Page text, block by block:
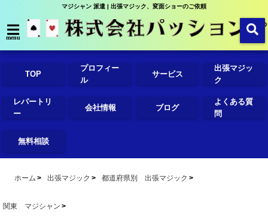
マジシャン 派遣 | 出張マジック、変面ショーのご依頼
menu
TOP
プロフィー
ル
サービス
出張マジッ
ク
レパートリ
ー
会社情報 ブログ
よくある質
問
無料相談
ホーム 出張マジック 都道府県別 出張マジック
関東 マジシャン